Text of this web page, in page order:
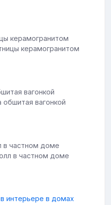
керамогранитом
вагонкой
в частном доме